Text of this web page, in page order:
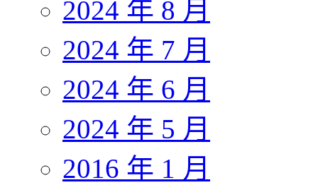
2024 年 8 月
2024 年 7 月
2024 年 6 月
2024 年 5 月
2016 年 1 月